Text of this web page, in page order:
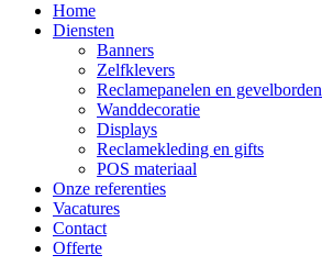
Home
Diensten
Banners
Zelfklevers
Reclamepanelen en gevelborden
Wanddecoratie
Displays
Reclamekleding en gifts
POS materiaal
Onze referenties
Vacatures
Contact
Offerte